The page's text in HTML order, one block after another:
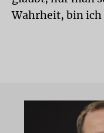
Wahrheit, bin